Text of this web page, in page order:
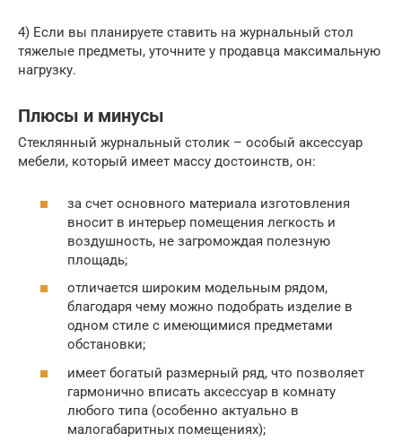
4) Если вы планируете ставить на журнальный стол
тяжелые предметы, уточните у продавца максимальную
нагрузку.
Плюсы и минусы
Стеклянный журнальный столик – особый аксессуар
мебели, который имеет массу достоинств, он:
за счет основного материала изготовления
вносит в интерьер помещения легкость и
воздушность, не загромождая полезную
площадь;
отличается широким модельным рядом,
благодаря чему можно подобрать изделие в
одном стиле с имеющимися предметами
обстановки;
имеет богатый размерный ряд, что позволяет
гармонично вписать аксессуар в комнату
любого типа (особенно актуально в
малогабаритных помещениях);